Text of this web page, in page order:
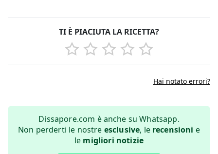
TI È PIACIUTA LA RICETTA?
Hai notato errori?
Dissapore.com è anche su Whatsapp.
Non perderti le nostre esclusive, le recensioni e
le migliori notizie